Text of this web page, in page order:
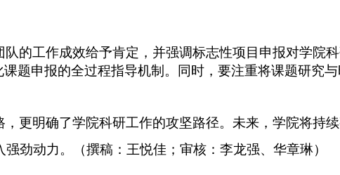
队的工作成效给予肯定， 并强调标志性项目申报对学院
课题申报的全过程指导机制。同时，要注重将课题研究
，更明确了学院科研工作的攻坚路径。 未来，学院将持
强劲动力。（撰稿： 王悦佳 ； 审核： 李龙强、华章琳）